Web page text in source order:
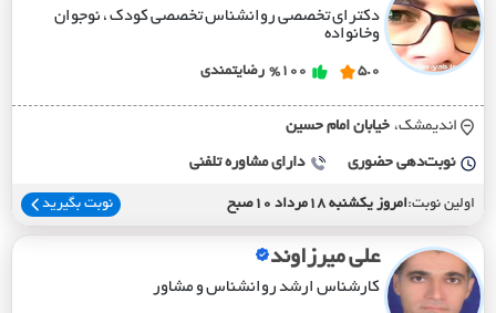
دکترای تخصصی روانشناس تخصصی کودک ، نوجوان
وخانواده
5.0
%100 رضایتمندی
اندیمشک، خيابان امام حسين
نوبت‌دهی حضوری دارای مشاوره تلفنی
اولین نوبت:امروز یکشنبه 18مرداد 10صبح نوبت بگیرید
علی میرزاوند
کارشناس ارشد روانشناس و مشاور